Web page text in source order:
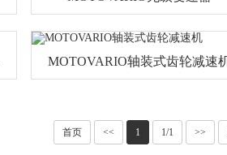
MOTOVARIO轴装式齿轮减速
首页 << 1 1/1 >>